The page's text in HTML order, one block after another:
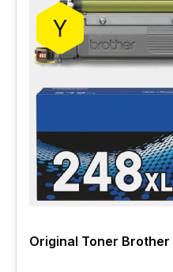
Original Toner